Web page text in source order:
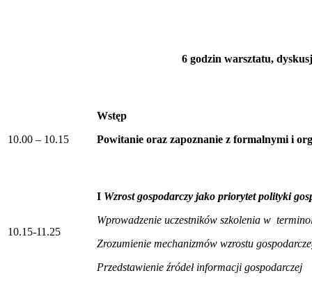
6 godzin warsztatu,
10.00 – 10.15
Wstęp
Powitanie oraz zapoznanie z formalnymi i
10.15-11.25
I Wzrost gospodarczy jako priorytet polityki
Wprowadzenie uczestników szkolenia w
Zrozumienie mechanizmów wzrostu
Przedstawienie źródeł informacji gospodarczej